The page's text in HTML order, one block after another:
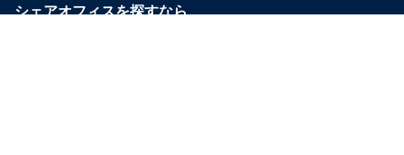
シェアオフィスを探すなら